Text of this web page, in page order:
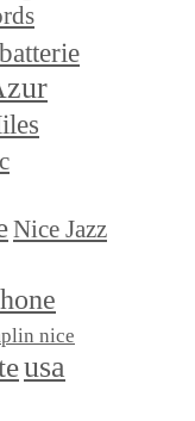
Nice Jazz
nice
usa